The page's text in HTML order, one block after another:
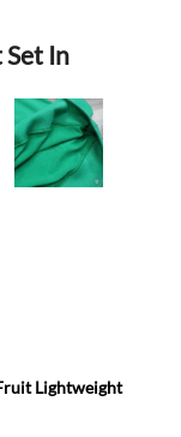
In
Lightweight